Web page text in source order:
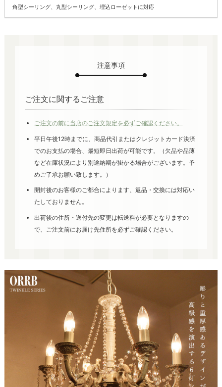
角型シーリング、丸型シーリング、埋込ローゼットに対応
注意事項
ご注文に関するご注意
ご注文の前に当店のご注文規定を必ずご確認ください。
平日午後12時までに、商品代引またはクレジットカード決済
でのお支払の場合、最短即日出荷が可能です。（欠品や品薄
など在庫状況により別途納期が掛かる場合がございます。予
めご了承お願い致します。）
開封後のお客様のご都合によります、返品・交換には対応い
たしておりません。
出荷後の住所・送付先の変更は転送料が必要となりますの
で、ご注文前にお届け先住所を必ずご確認ください。